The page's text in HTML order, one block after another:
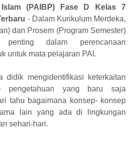
Islam (PAIBP) Fase D Kelas 7
- Dalam Kurikulum Merdeka,
dan Prosem (Program Semester)
penting dalam perencanaan
untuk mata pelajaran PAI.
didik mengidentifikasi keterkaitan
pengetahuan yang baru saja
tahu bagaimana konsep- konsep
lain yang ada di lingkungan
sehari-hari.